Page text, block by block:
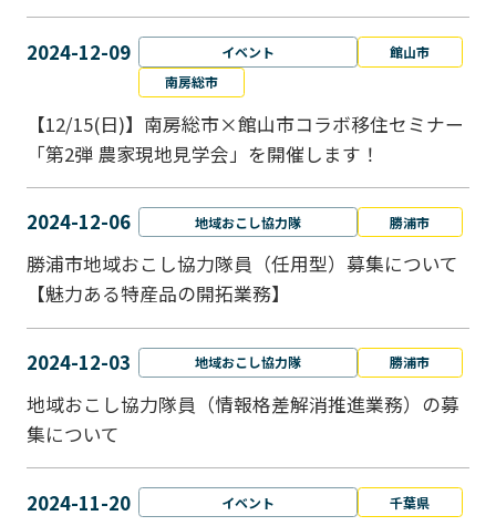
2024-12-09 イベント
館山市
南房総市
【12/15(日)】南房総市×館山市コラボ移住セミナー
「第2弾 農家現地見学会」を開催します！
2024-12-06 地域おこし協力隊 勝浦市
勝浦市地域おこし協力隊員（任用型）募集について
【魅力ある特産品の開拓業務】
2024-12-03 地域おこし協力隊 勝浦市
地域おこし協力隊員（情報格差解消推進業務）の募
集について
2024-11-20 イベント 千葉県